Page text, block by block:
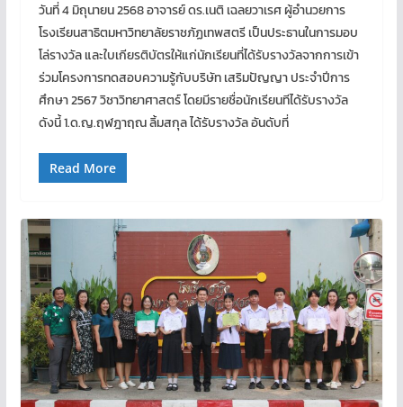
วันที่ 4 มิถุนายน 2568 อาจารย์ ดร.เนติ เฉลยวาเรศ ผู้อำนวยการ
โรงเรียนสาธิตมหาวิทยาลัยราชภัฏเทพสตรี เป็นประธานในการมอบ
โล่รางวัล และใบเกียรติบัตรให้แก่นักเรียนที่ได้รับรางวัลจากการเข้า
ร่วมโครงการทดสอบความรู้กับบริษัท เสริมปัญญา ประจำปีการ
ศึกษา 2567 วิชาวิทยาศาสตร์ โดยมีรายชื่อนักเรียนทีได้รับรางวัล
ดังนี้ 1.ด.ญ.ฤฬฎาฤณ ลิ้มสกุล ได้รับรางวัล อันดับที่
Read More